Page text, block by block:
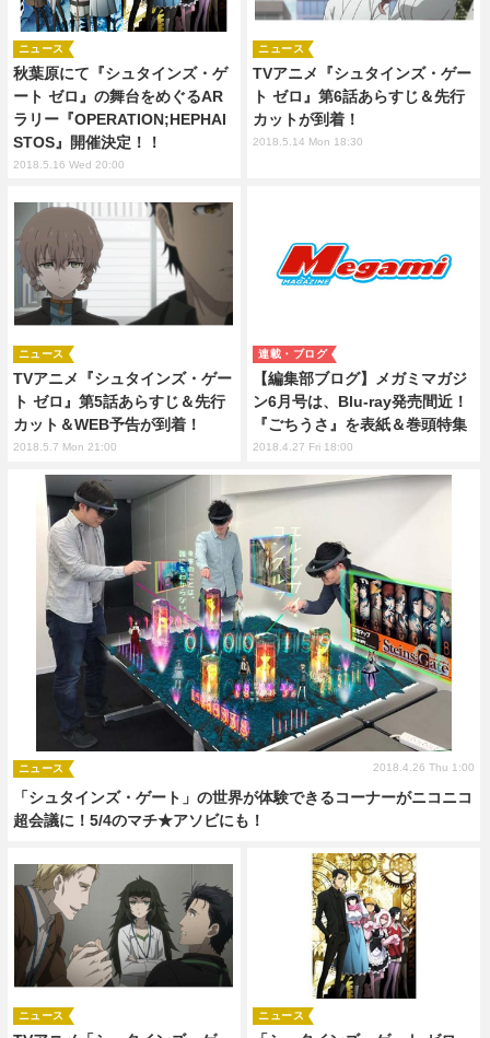
秋葉原にて『シュタインズ・ゲ
ート ゼロ』の舞台をめぐるAR
ラリー『OPERATION;HEPHAI
STOS』開催決定！！
ニュース
2018.5.16 Wed 20:00
TVアニメ『シュタインズ・ゲー
ト ゼロ』第6話あらすじ＆先行
カットが到着！
ニュース
2018.5.14 Mon 18:30
TVアニメ『シュタインズ・ゲー
ト ゼロ』第5話あらすじ＆先行
カット＆WEB予告が到着！
ニュース
2018.5.7 Mon 21:00
【編集部ブログ】メガミマガジ
ン6月号は、Blu-ray発売間近！
『ごちうさ』を表紙＆巻頭特集
連載・ブログ
2018.4.27 Fri 18:00
「シュタインズ・ゲート」の世界が体験できるコーナーがニコニコ
超会議に！5/4のマチ★アソビにも！
ニュース 2018.4.26 Thu 1:00
ニュース ニュース